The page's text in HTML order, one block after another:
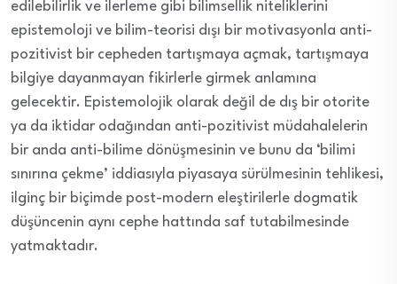
edilebilirlik ve ilerleme gibi bilimsellik niteliklerini
epistemoloji ve bilim-teorisi dışı bir motivasyonla anti-
pozitivist bir cepheden tartışmaya açmak, tartışmaya
bilgiye dayanmayan fikirlerle girmek anlamına
gelecektir. Epistemolojik olarak değil de dış bir otorite
ya da iktidar odağından anti-pozitivist müdahalelerin
bir anda anti-bilime dönüşmesinin ve bunu da ‘bilimi
sınırına çekme’ iddiasıyla piyasaya sürülmesinin tehlikesi,
ilginç bir biçimde post-modern eleştirilerle dogmatik
düşüncenin aynı cephe hattında saf tutabilmesinde
yatmaktadır.